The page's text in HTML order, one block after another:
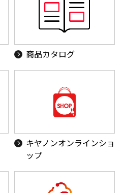
商品カタログ
キヤノンオンラインショ
ップ